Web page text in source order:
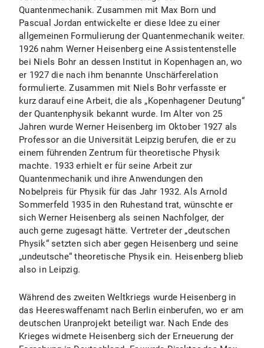
Quantenmechanik. Zusammen mit Max Born und
Pascual Jordan entwickelte er diese Idee zu einer
allgemeinen Formulierung der Quantenmechanik weiter.
1926 nahm Werner Heisenberg eine Assistentenstelle
bei Niels Bohr an dessen Institut in Kopenhagen an, wo
er 1927 die nach ihm benannte Unschärferelation
formulierte. Zusammen mit Niels Bohr verfasste er
kurz darauf eine Arbeit, die als „Kopenhagener Deutung“
der Quantenphysik bekannt wurde. Im Alter von 25
Jahren wurde Werner Heisenberg im Oktober 1927 als
Professor an die Universität Leipzig berufen, die er zu
einem führenden Zentrum für theoretische Physik
machte. 1933 erhielt er für seine Arbeit zur
Quantenmechanik und ihre Anwendungen den
Nobelpreis für Physik für das Jahr 1932. Als Arnold
Sommerfeld 1935 in den Ruhestand trat, wünschte er
sich Werner Heisenberg als seinen Nachfolger, der
auch gerne zugesagt hätte. Vertreter der „deutschen
Physik“ setzten sich aber gegen Heisenberg und seine
„undeutsche“ theoretische Physik ein. Heisenberg blieb
also in Leipzig.
Während des zweiten Weltkriegs wurde Heisenberg in
das Heereswaffenamt nach Berlin einberufen, wo er am
deutschen Uranprojekt beteiligt war. Nach Ende des
Krieges widmete Heisenberg sich der Erneuerung der